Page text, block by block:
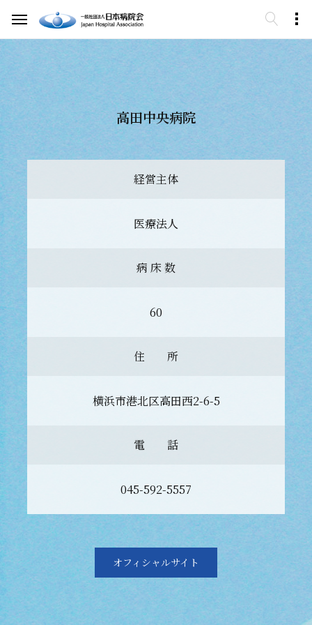
高田中央病院
経営主体
医療法人
病 床 数
60
住 所
横浜市港北区高田西2-6-5
電 話
045-592-5557
オフィシャルサイト